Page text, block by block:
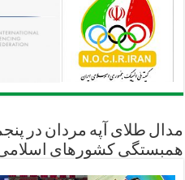
مدال طلای آپه مردان در
همبستگی کشورهای